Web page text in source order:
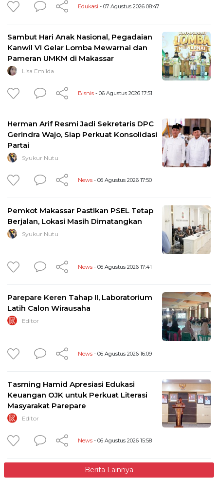
Edukasi - 07 Agustus 2026 08:47
Sambut Hari Anak Nasional, Pegadaian
Kanwil VI Gelar Lomba Mewarnai dan
Pameran UMKM di Makassar
Lisa Emilda
Bisnis - 06 Agustus 2026 17:51
Herman Arif Resmi Jadi Sekretaris DPC
Gerindra Wajo, Siap Perkuat Konsolidasi
Partai
Syukur Nutu
News - 06 Agustus 2026 17:50
Pemkot Makassar Pastikan PSEL Tetap
Berjalan, Lokasi Masih Dimatangkan
Syukur Nutu
News - 06 Agustus 2026 17:41
Parepare Keren Tahap II, Laboratorium
Latih Calon Wirausaha
Editor
News - 06 Agustus 2026 16:09
Tasming Hamid Apresiasi Edukasi
Keuangan OJK untuk Perkuat Literasi
Masyarakat Parepare
Editor
News - 06 Agustus 2026 15:58
Berita Lainnya